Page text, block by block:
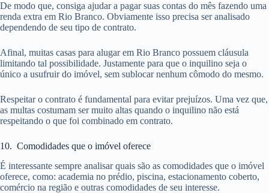
De modo que, consiga ajudar a pagar suas contas do mês fazendo uma
renda extra em Rio Branco. Obviamente isso precisa ser analisado
dependendo de seu tipo de contrato.
Afinal, muitas casas para alugar em Rio Branco possuem cláusula
limitando tal possibilidade. Justamente para que o inquilino seja o
único a usufruir do imóvel, sem sublocar nenhum cômodo do mesmo.
Respeitar o contrato é fundamental para evitar prejuízos. Uma vez que,
as multas costumam ser muito altas quando o inquilino não está
respeitando o que foi combinado em contrato.
10. Comodidades que o imóvel oferece
É interessante sempre analisar quais são as comodidades que o imóvel
oferece, como: academia no prédio, piscina, estacionamento coberto,
comércio na região e outras comodidades de seu interesse.